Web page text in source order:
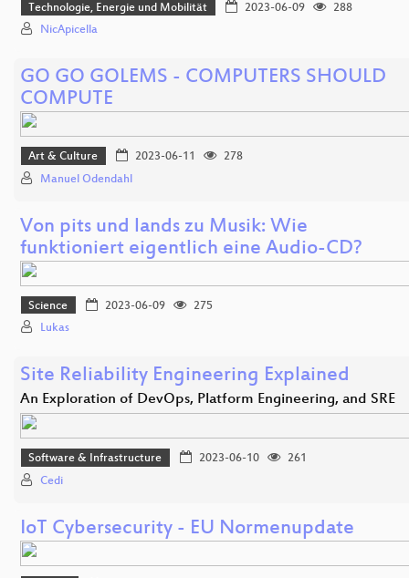
Technologie, Energie und Mobilität 2023-06-09
288
NicApicella
GO GO GOLEMS - COMPUTERS SHOULD
COMPUTE
Art & Culture 2023-06-11
278
Manuel Odendahl
Von pits und lands zu Musik: Wie
funktioniert eigentlich eine Audio-CD?
Science 2023-06-09
275
Lukas
Site Reliability Engineering Explained
An Exploration of DevOps, Platform Engineering, and SRE
Software & Infrastructure 2023-06-10
261
Cedi
IoT Cybersecurity - EU Normenupdate